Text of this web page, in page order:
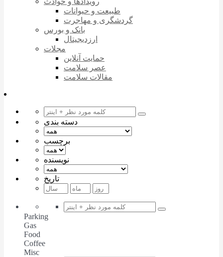
طبیعت و حیوانات
گردشگری و مهاجرت
بانک و بورس
ارزدیجیتال
مجلات
حمایت آنلاین
عصر سلامت
مقالات سلامت
دسته بندی
برچسب
نویسنده
تاریخ
Parking
Gas
Food
Coffee
Misc